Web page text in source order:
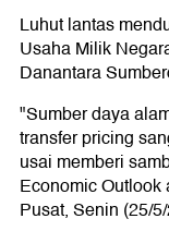
Luhut lantas
Usaha Milik
Danantara
"Sumber daya
transfer pricing
usai memberi
Economic
Pusat, Senin (25/